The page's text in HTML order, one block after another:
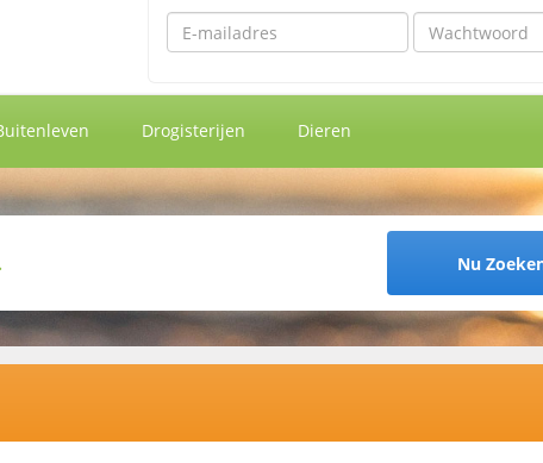
Emailadres Wachtwoord
Drogisterijen Dieren
Nu